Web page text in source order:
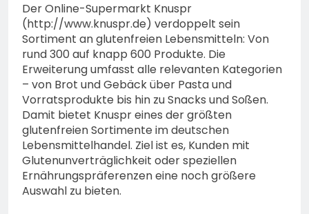
Der Online-Supermarkt Knuspr
(http://www.knuspr.de) verdoppelt sein
Sortiment an glutenfreien Lebensmitteln: Von
rund 300 auf knapp 600 Produkte. Die
Erweiterung umfasst alle relevanten Kategorien
– von Brot und Gebäck über Pasta und
Vorratsprodukte bis hin zu Snacks und Soßen.
Damit bietet Knuspr eines der größten
glutenfreien Sortimente im deutschen
Lebensmittelhandel. Ziel ist es, Kunden mit
Glutenunverträglichkeit oder speziellen
Ernährungspräferenzen eine noch größere
Auswahl zu bieten.